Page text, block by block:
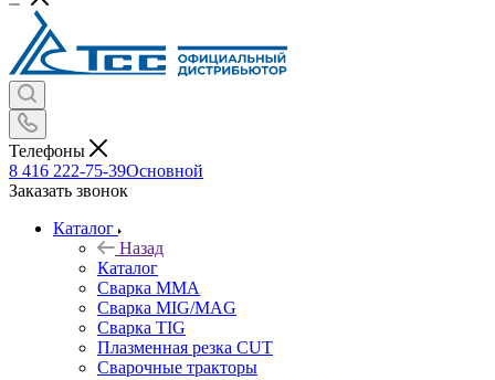
Телефоны
8 416 222-75-39Основной
Заказать звонок
Каталог
Назад
Каталог
Сварка MMA
Сварка MIG/MAG
Сварка TIG
Плазменная резка CUT
Сварочные тракторы